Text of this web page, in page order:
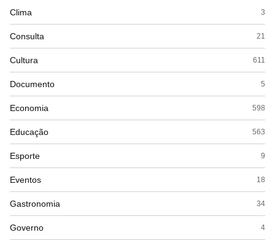
Clima 3
Consulta 21
Cultura 611
Documento 5
Economia 598
Educação 563
Esporte 9
Eventos 18
Gastronomia 34
Governo 4